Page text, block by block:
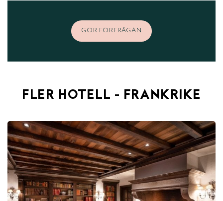
GÖR FÖRFRÅGAN
FLER HOTELL - FRANKRIKE